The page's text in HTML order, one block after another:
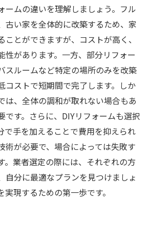
ームの違いを理解しましょう。フル
古い家を全体的に改築するため、家
ことができますが、コストが高く、
性があります。一方、部分リフォー
スルームなど特定の場所のみを改築
コストで短期間で完了します。しか
は、全体の調和が取れない場合もあ
です。さらに、DIYリフォームも選択
で手を加えることで費用を抑えられ
術が必要で、場合によっては失敗す
。業者選定の際には、それぞれの方
自分に最適なプランを見つけましょ
実現するための第一歩です。